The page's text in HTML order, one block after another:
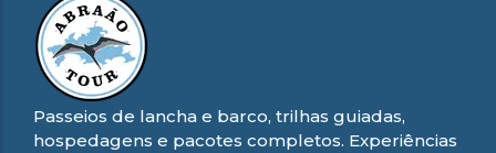
Passeios de lancha e barco, trilhas guiadas,
hospedagens e pacotes completos. Experiências